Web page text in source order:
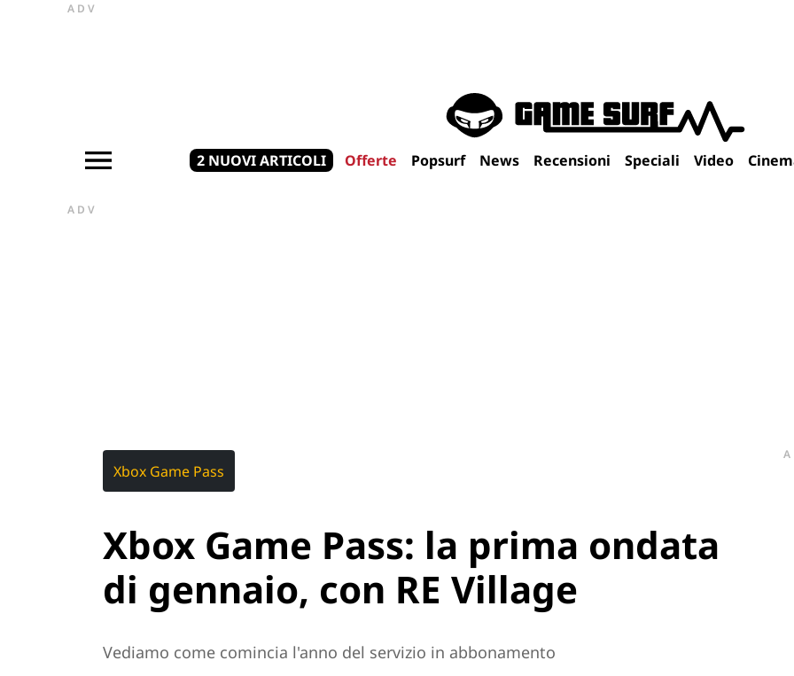
ADV
2 NUOVI ARTICOLI Offerte Popsurf News Recensioni Speciali Video
ADV
Xbox Game Pass
Xbox Game Pass: la prima ondata
di gennaio, con RE Village
Vediamo come comincia l'anno del servizio in abbonamento